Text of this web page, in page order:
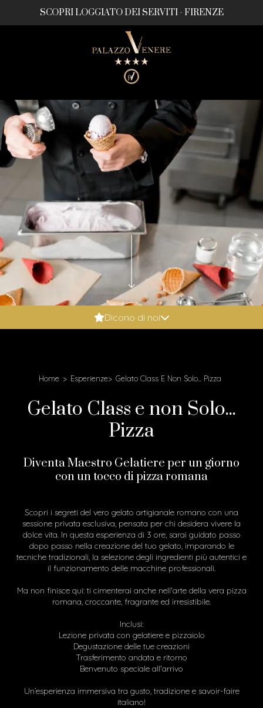
SCOPRI LOGGIATO DEI SERVITI - FIRENZE
Expedia: 9.8
Dicono di noi
Home Esperienze Gelato Class E Non Solo... Pizza
Gelato Class e non Solo...
Pizza
Diventa Maestro Gelatiere per un giorno
con un tocco di pizza romana
Scopri i segreti del vero gelato artigianale romano con una
sessione privata esclusiva, pensata per chi desidera vivere la
dolce vita. In questa esperienza di 3 ore, sarai guidato passo
dopo passo nella creazione del tuo gelato, imparando le
tecniche tradizionali, la selezione degli ingredienti più autentici e
il funzionamento delle macchine professionali.
Ma non finisce qui: ti cimenterai anche nell'arte della vera pizza
romana, croccante, fragrante ed irresistibile.
Inclusi:
Lezione privata con gelatiere e pizzaiolo
Degustazione delle tue creazioni
Trasferimento andata e ritorno
Benvenuto speciale all'arrivo
Un’esperienza immersiva tra gusto, tradizione e savoir-faire
italiano!